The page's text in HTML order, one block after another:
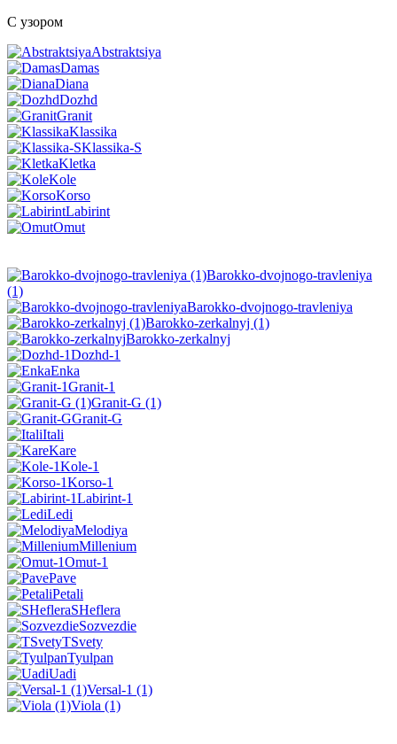
С узором
Abstraktsiya
Damas
Diana
Dozhd
Granit
Klassika
Klassika-S
Kletka
Kole
Korso
Labirint
Omut
Barokko-dvojnogo-travleniya
(1)
Barokko-dvojnogo-travleniya
Barokko-zerkalnyj (1)
Barokko-zerkalnyj
Dozhd-1
Enka
Granit-1
Granit-G (1)
Granit-G
Itali
Kare
Kole-1
Korso-1
Labirint-1
Ledi
Melodiya
Millenium
Omut-1
Pave
Petali
SHeflera
Sozvezdie
TSvety
Tyulpan
Uadi
Versal-1 (1)
Viola (1)